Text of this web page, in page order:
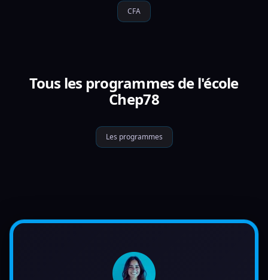
CFA
Tous les programmes de l'école
Chep78
Les programmes